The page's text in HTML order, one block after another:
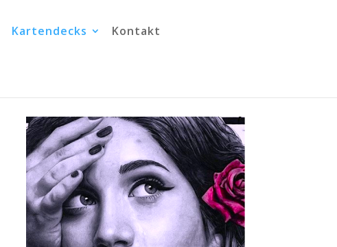
Kartendecks Kontakt